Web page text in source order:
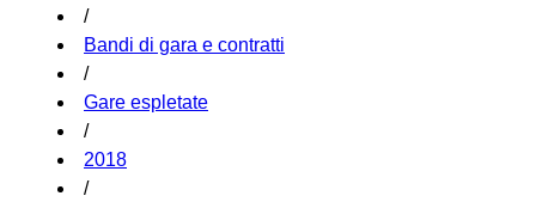
/
Bandi di gara e contratti
/
Gare espletate
/
2018
/